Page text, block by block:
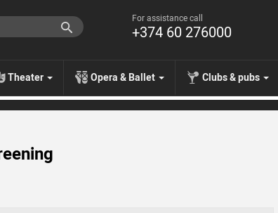
For assistance call
+374 60 276000
Theater Opera & Ballet Clubs & pubs